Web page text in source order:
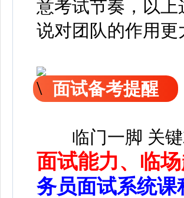
意考试节奏，以上
说对团队的作用
面试备考提醒
临门一脚 关键
面试能力、临
务员面试系统课